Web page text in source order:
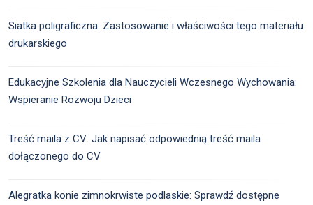
Siatka poligraficzna: Zastosowanie i właściwości tego materiału
drukarskiego
Edukacyjne Szkolenia dla Nauczycieli Wczesnego Wychowania:
Wspieranie Rozwoju Dzieci
Treść maila z CV: Jak napisać odpowiednią treść maila
dołączonego do CV
Alegratka konie zimnokrwiste podlaskie: Sprawdź dostępne